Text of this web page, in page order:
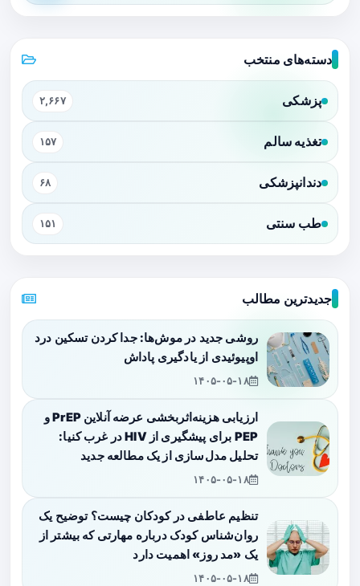
دسته‌های منتخب
پزشکی ۲,۶۶۷
تغذیه سالم ۱۵۷
دندانپزشکی ۶۸
طب سنتی ۱۵۱
جدیدترین مطالب
روشی جدید در موش‌ها: جدا کردن تسکین درد
اوپیوئیدی از یادگیری پاداش
۱۴۰۵-۰۵-۱۸
ارزیابی هزینه‌اثربخشی عرضه آنلاین PrEP و
PEP برای پیشگیری از HIV در غرب کنیا:
تحلیل مدل‌سازی از یک مطالعه جدید
۱۴۰۵-۰۵-۱۸
تنظیم عاطفی در کودکان چیست؟ توضیح یک
روان‌شناس کودک درباره مهارتی که بیشتر از
یک «مد روز» اهمیت دارد
۱۴۰۵-۰۵-۱۸